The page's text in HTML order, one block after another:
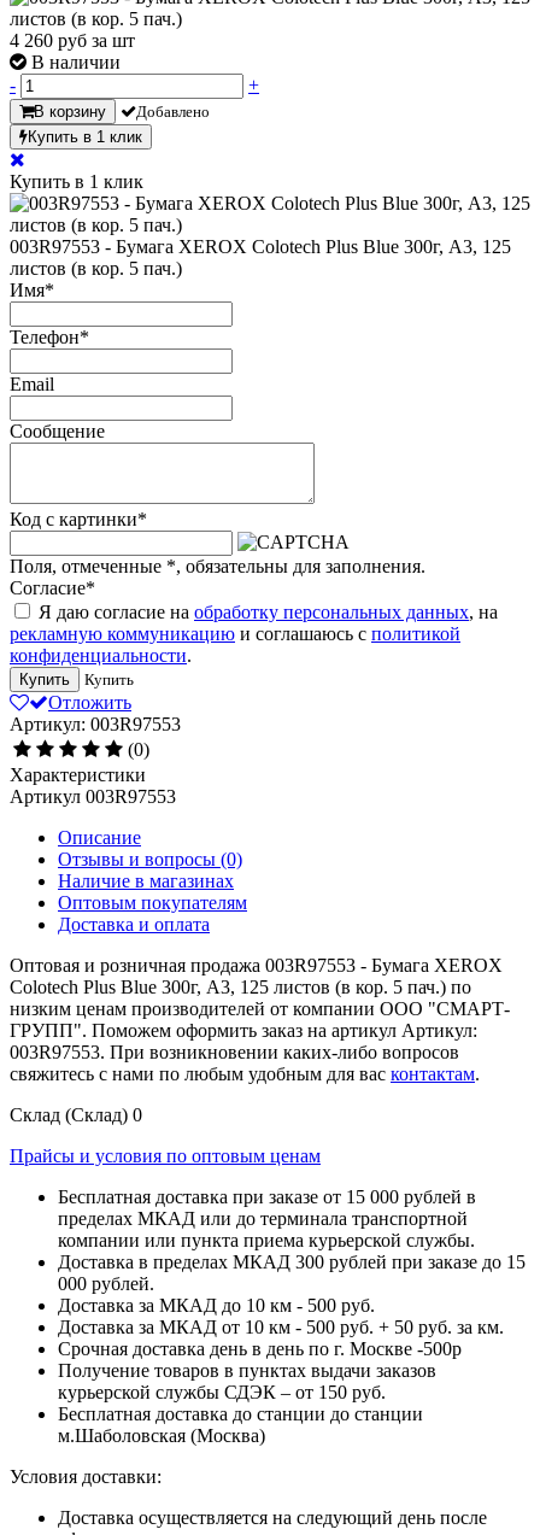
4 260 руб за шт
В наличии
-
+
В корзину
Добавлено
Купить в 1 клик
Купить в 1 клик
003R97553 - Бумага XEROX Colotech Plus Blue 300г, A3, 125
листов (в кор. 5 пач.)
Имя*
Телефон*
Email
Сообщение
Код с картинки*
Поля, отмеченные *, обязательны для заполнения.
Согласие*
Я даю согласие на обработку персональных данных, на
рекламную коммуникацию и соглашаюсь с политикой
конфиденциальности.
Купить Купить
Отложить
Артикул: 003R97553
(0)
Характеристики
Артикул 003R97553
Описание
Отзывы и вопросы (0)
Наличие в магазинах
Оптовым покупателям
Доставка и оплата
Оптовая и розничная продажа 003R97553 - Бумага XEROX
Colotech Plus Blue 300г, A3, 125 листов (в кор. 5 пач.) по
низким ценам производителей от компании ООО "СМАРТ-
ГРУПП". Поможем оформить заказ на артикул Артикул:
003R97553. При возникновении каких-либо вопросов
свяжитесь с нами по любым удобным для вас контактам.
Склад (Склад) 0
Прайсы и условия по оптовым ценам
Бесплатная доставка при заказе от 15 000 рублей в
пределах МКАД или до терминала транспортной
компании или пункта приема курьерской службы.
Доставка в пределах МКАД 300 рублей при заказе до 15
000 рублей.
Доставка за МКАД до 10 км - 500 руб.
Доставка за МКАД от 10 км - 500 руб. + 50 руб. за км.
Срочная доставка день в день по г. Москве -500р
Получение товаров в пунктах выдачи заказов
курьерской службы СДЭК – от 150 руб.
Бесплатная доставка до станции до станции
м.Шаболовская (Москва)
Условия доставки:
Доставка осуществляется на следующий день после